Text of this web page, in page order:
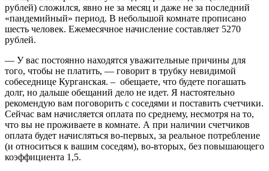
рублей) сложился, явно не за месяц и даже не за последний
«пандемийный» период. В небольшой комнате прописано
шесть человек. Ежемесячное начисление составляет 5270
рублей.
— У вас постоянно находятся уважительные причины для
того, чтобы не платить, — говорит в трубку невидимой
собеседнице Курганская. – обещаете, что будете погашать
долг, но дальше обещаний дело не идет. Я настоятельно
рекомендую вам поговорить с соседями и поставить счетчики.
Сейчас вам начисляется оплата по среднему, несмотря на то,
что вы не проживаете в комнате. А при наличии счетчиков
оплата будет начисляться во-первых, за реальное потребление
(и относиться к вашим соседям), во-вторых, без повышающего
коэффициента 1,5.